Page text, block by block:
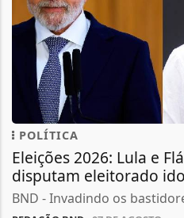
POLÍTICA
Eleições 2026: Lula e
disputam eleitorado
BND - Invadindo os